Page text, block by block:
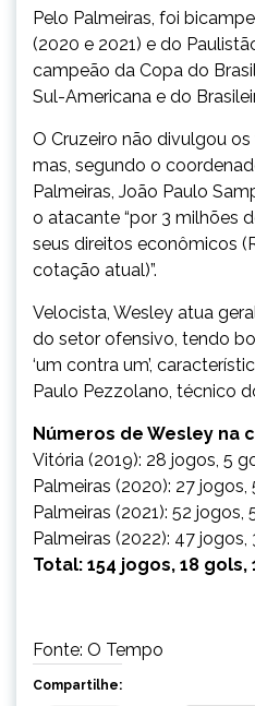
Pelo Palmeiras, foi
(2020 e 2021) e do
campeão da Copa do
Sul-Americana e do
O Cruzeiro não divulgou
mas, segundo o
Palmeiras, João Paulo
o atacante “por 3 milhões
seus direitos econômicos
cotação atual)”.
Velocista, Wesley atua
do setor ofensivo, tendo
‘um contra um’,
Paulo Pezzolano, técnico
Números de Wesley na
Vitória (2019): 28 jogos, 5
Palmeiras (2020): 27
Palmeiras (2021): 52 jogos,
Palmeiras (2022): 47 jogos,
Total: 154 jogos, 18
Fonte: O Tempo
Compartilhe: